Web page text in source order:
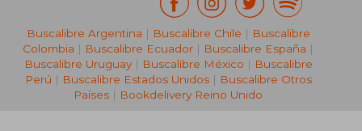
Buscalibre Argentina | Buscalibre Chile | Buscalibre
Colombia | Buscalibre Ecuador | Buscalibre España |
Buscalibre Uruguay| Buscalibre México | Buscalibre
Perú | Buscalibre Estados Unidos| Buscalibre Otros
Países | Bookdelivery Reino Unido